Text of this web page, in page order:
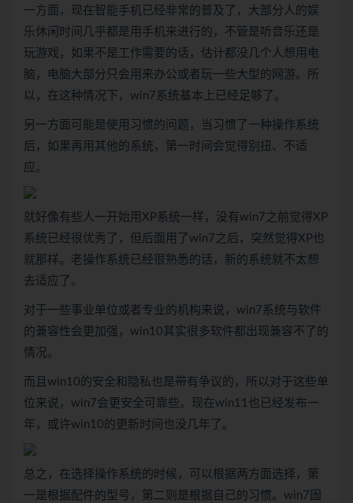
一方面，现在智能手机已经非常的普及了，大部分人的娱
乐休闲时间几乎都是用手机来进行的，不管是听音乐还是
玩游戏，如果不是工作需要的话，估计都没几个人想用电
脑，电脑大部分只会用来办公或者玩一些大型的网游。所
以，在这种情况下，win7系统基本上已经足够了。
另一方面可能是使用习惯的问题，当习惯了一种操作系统
后，如果再用其他的系统，第一时间会觉得别扭、不适
应。
就好像有些人一开始用XP系统一样，没有win7之前觉得XP
系统已经很优秀了，但后面用了win7之后，突然觉得XP也
就那样。老操作系统已经很熟悉的话，新的系统就不太想
去适应了。
对于一些事业单位或者专业的机构来说，win7系统与软件
的兼容性会更加强，win10其实很多软件都出现兼容不了的
情况。
而且win10的安全和隐私也是带有争议的，所以对于这些单
位来说，win7会更安全可靠些。现在win11也已经发布一
年，或许win10的更新时间也没几年了。
总之，在选择操作系统的时候，可以根据两方面选择，第
一是根据配件的型号，第二则是根据自己的习惯。win7固